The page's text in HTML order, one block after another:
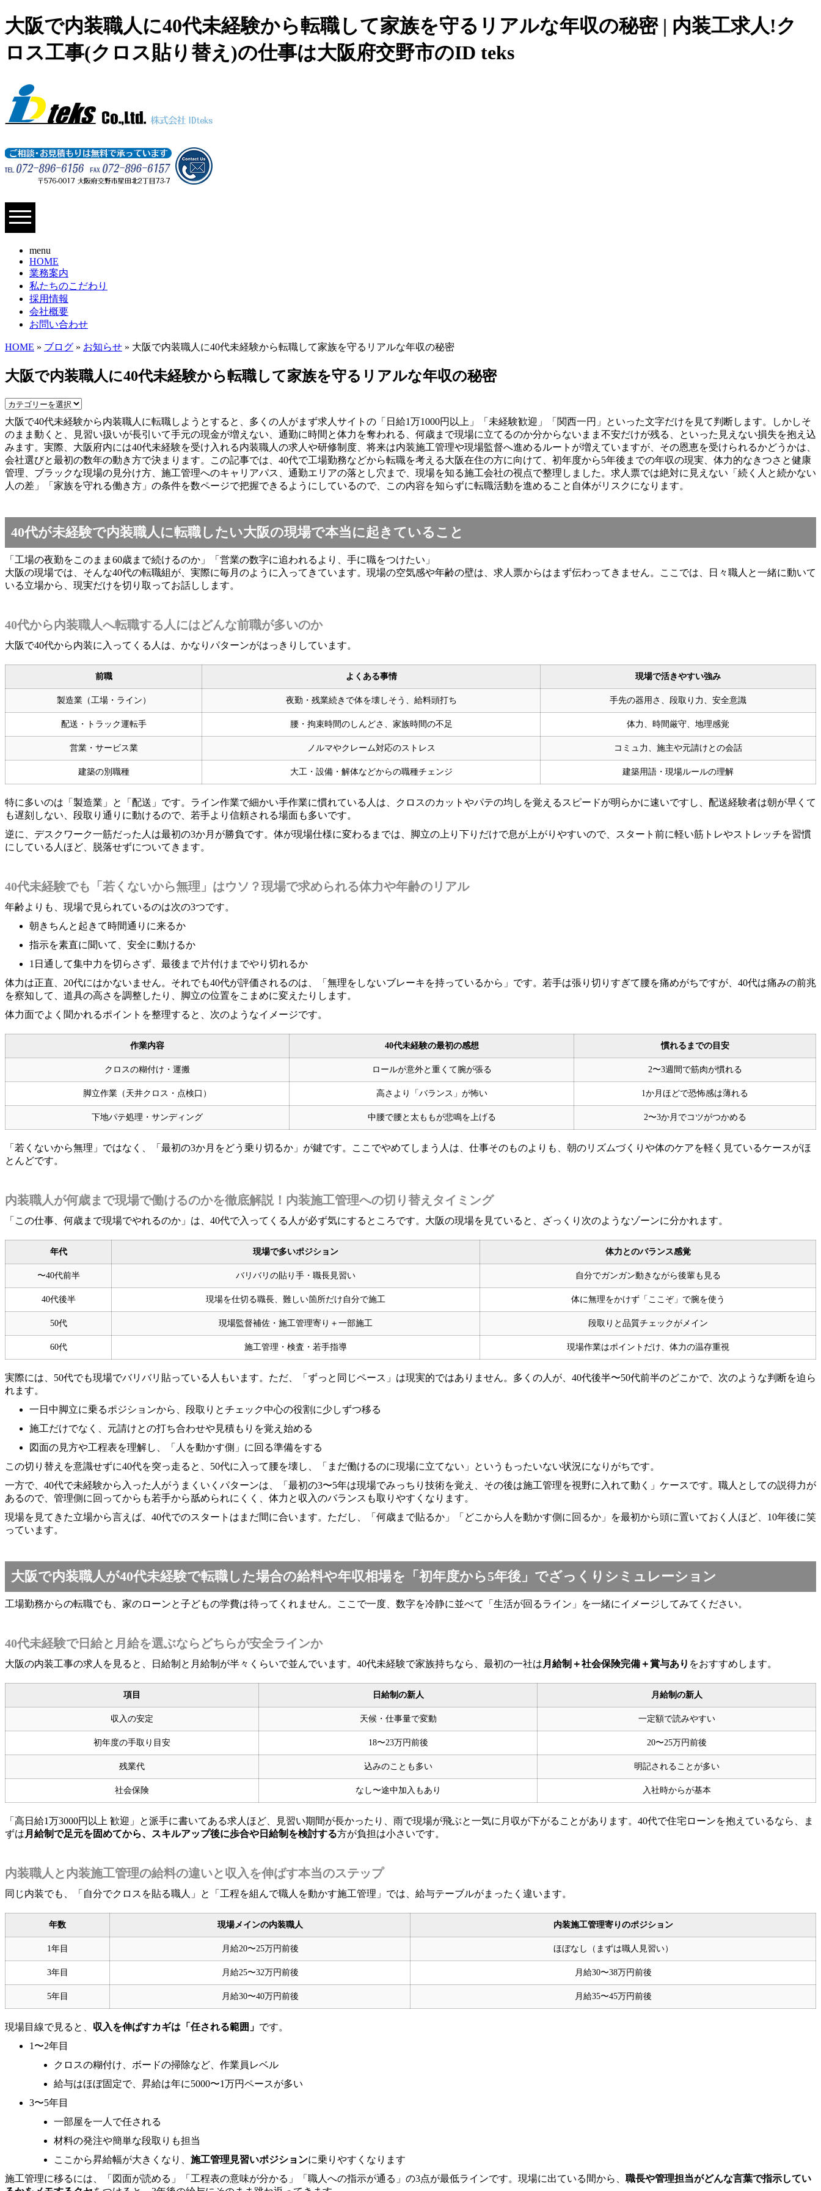
大阪で内装職人に40代未経験から転職して家族を守るリアルな年収の秘密 | 内装工求人!ク
ロス工事(クロス貼り替え)の仕事は大阪府交野市のID teks
menu
HOME
業務案内
私たちのこだわり
採用情報
会社概要
お問い合わせ
HOME » ブログ » お知らせ » 大阪で内装職人に40代未経験から転職して家族を守るリアルな年収の秘密
大阪で内装職人に40代未経験から転職して家族を守るリアルな年収の秘密
大阪で40代未経験から内装職人に転職しようとすると、多くの人がまず求人サイトの「日給1万1000円以上」「未経験歓迎」「関西一円」といった文字だけを見て判断します。しかしそ
のまま動くと、見習い扱いが長引いて手元の現金が増えない、通勤に時間と体力を奪われる、何歳まで現場に立てるのか分からないまま不安だけが残る、といった見えない損失を抱え込
みます。実際、大阪府内には40代未経験を受け入れる内装職人の求人や研修制度、将来は内装施工管理や現場監督へ進めるルートが増えていますが、その恩恵を受けられるかどうかは、
会社選びと最初の数年の動き方で決まります。この記事では、40代で工場勤務などから転職を考える大阪在住の方に向けて、初年度から5年後までの年収の現実、体力的なきつさと健康
管理、ブラックな現場の見分け方、施工管理へのキャリアパス、通勤エリアの落とし穴まで、現場を知る施工会社の視点で整理しました。求人票では絶対に見えない「続く人と続かない
人の差」「家族を守れる働き方」の条件を数ページで把握できるようにしているので、この内容を知らずに転職活動を進めること自体がリスクになります。
40代が未経験で内装職人に転職したい大阪の現場で本当に起きていること
「工場の夜勤をこのまま60歳まで続けるのか」「営業の数字に追われるより、手に職をつけたい」
大阪の現場では、そんな40代の転職組が、実際に毎月のように入ってきています。現場の空気感や年齢の壁は、求人票からはまず伝わってきません。ここでは、日々職人と一緒に動いて
いる立場から、現実だけを切り取ってお話しします。
40代から内装職人へ転職する人にはどんな前職が多いのか
大阪で40代から内装に入ってくる人は、かなりパターンがはっきりしています。
前職 よくある事情 現場で活きやすい強み
製造業（工場・ライン） 夜勤・残業続きで体を壊しそう、給料頭打ち 手先の器用さ、段取り力、安全意識
配送・トラック運転手 腰・拘束時間のしんどさ、家族時間の不足 体力、時間厳守、地理感覚
営業・サービス業 ノルマやクレーム対応のストレス コミュ力、施主や元請けとの会話
建築の別職種 大工・設備・解体などからの職種チェンジ 建築用語・現場ルールの理解
特に多いのは「製造業」と「配送」です。ライン作業で細かい手作業に慣れている人は、クロスのカットやパテの均しを覚えるスピードが明らかに速いですし、配送経験者は朝が早くて
も遅刻しない、段取り通りに動けるので、若手より信頼される場面も多いです。
逆に、デスクワーク一筋だった人は最初の3か月が勝負です。体が現場仕様に変わるまでは、脚立の上り下りだけで息が上がりやすいので、スタート前に軽い筋トレやストレッチを習慣
にしている人ほど、脱落せずについてきます。
40代未経験でも「若くないから無理」はウソ？現場で求められる体力や年齢のリアル
年齢よりも、現場で見られているのは次の3つです。
朝きちんと起きて時間通りに来るか
指示を素直に聞いて、安全に動けるか
1日通して集中力を切らさず、最後まで片付けまでやり切れるか
体力は正直、20代にはかないません。それでも40代が評価されるのは、「無理をしないブレーキを持っているから」です。若手は張り切りすぎて腰を痛めがちですが、40代は痛みの前兆
を察知して、道具の高さを調整したり、脚立の位置をこまめに変えたりします。
体力面でよく聞かれるポイントを整理すると、次のようなイメージです。
作業内容 40代未経験の最初の感想 慣れるまでの目安
クロスの糊付け・運搬 ロールが意外と重くて腕が張る 2〜3週間で筋肉が慣れる
脚立作業（天井クロス・点検口） 高さより「バランス」が怖い 1か月ほどで恐怖感は薄れる
下地パテ処理・サンディング 中腰で腰と太ももが悲鳴を上げる 2〜3か月でコツがつかめる
「若くないから無理」ではなく、「最初の3か月をどう乗り切るか」が鍵です。ここでやめてしまう人は、仕事そのものよりも、朝のリズムづくりや体のケアを軽く見ているケースがほ
とんどです。
内装職人が何歳まで現場で働けるのかを徹底解説！内装施工管理への切り替えタイミング
「この仕事、何歳まで現場でやれるのか」は、40代で入ってくる人が必ず気にするところです。大阪の現場を見ていると、ざっくり次のようなゾーンに分かれます。
年代 現場で多いポジション 体力とのバランス感覚
〜40代前半 バリバリの貼り手・職長見習い 自分でガンガン動きながら後輩も見る
40代後半 現場を仕切る職長、難しい箇所だけ自分で施工 体に無理をかけず「ここぞ」で腕を使う
50代 現場監督補佐・施工管理寄り＋一部施工 段取りと品質チェックがメイン
60代 施工管理・検査・若手指導 現場作業はポイントだけ、体力の温存重視
実際には、50代でも現場でバリバリ貼っている人もいます。ただ、「ずっと同じペース」は現実的ではありません。多くの人が、40代後半〜50代前半のどこかで、次のような判断を迫ら
れます。
一日中脚立に乗るポジションから、段取りとチェック中心の役割に少しずつ移る
施工だけでなく、元請けとの打ち合わせや見積もりを覚え始める
図面の見方や工程表を理解し、「人を動かす側」に回る準備をする
この切り替えを意識せずに40代を突っ走ると、50代に入って腰を壊し、「まだ働けるのに現場に立てない」というもったいない状況になりがちです。
一方で、40代で未経験から入った人がうまくいくパターンは、「最初の3〜5年は現場でみっちり技術を覚え、その後は施工管理を視野に入れて動く」ケースです。職人としての説得力が
あるので、管理側に回ってからも若手から舐められにくく、体力と収入のバランスも取りやすくなります。
現場を見てきた立場から言えば、40代でのスタートはまだ間に合います。ただし、「何歳まで貼るか」「どこから人を動かす側に回るか」を最初から頭に置いておく人ほど、10年後に笑
っています。
大阪で内装職人が40代未経験で転職した場合の給料や年収相場を「初年度から5年後」でざっくりシミュレーション
工場勤務からの転職でも、家のローンと子どもの学費は待ってくれません。ここで一度、数字を冷静に並べて「生活が回るライン」を一緒にイメージしてみてください。
40代未経験で日給と月給を選ぶならどちらが安全ラインか
大阪の内装工事の求人を見ると、日給制と月給制が半々くらいで並んでいます。40代未経験で家族持ちなら、最初の一社は 月給制＋社会保険完備＋賞与あり をおすすめします。
項目 日給制の新人 月給制の新人
収入の安定 天候・仕事量で変動 一定額で読みやすい
初年度の手取り目安 18〜23万円前後 20〜25万円前後
残業代 込みのことも多い 明記されることが多い
社会保険 なし〜途中加入もあり 入社時からが基本
「高日給1万3000円以上 歓迎」と派手に書いてある求人ほど、見習い期間が長かったり、雨で現場が飛ぶと一気に月収が下がることがあります。40代で住宅ローンを抱えているなら、ま
ずは 月給制で足元を固めてから、スキルアップ後に歩合や日給制を検討する方が負担は小さいです。
内装職人と内装施工管理の給料の違いと収入を伸ばす本当のステップ
同じ内装でも、「自分でクロスを貼る職人」と「工程を組んで職人を動かす施工管理」では、給与テーブルがまったく違います。
年数 現場メインの内装職人 内装施工管理寄りのポジション
1年目 月給20〜25万円前後 ほぼなし（まずは職人見習い）
3年目 月給25〜32万円前後 月給30〜38万円前後
5年目 月給30〜40万円前後 月給35〜45万円前後
現場目線で見ると、 収入を伸ばすカギは「任される範囲」 です。
1〜2年目
クロスの糊付け、ボードの掃除など、作業員レベル
給与はほぼ固定で、昇給は年に5000〜1万円ペースが多い
3〜5年目
一部屋を一人で任される
材料の発注や簡単な段取りも担当
ここから昇給幅が大きくなり、 施工管理見習いポジションに乗りやすくなります
施工管理に移るには、「図面が読める」「工程表の意味が分かる」「職人への指示が通る」の3点が最低ラインです。現場に出ている間から、 職長や管理担当がどんな言葉で指示してい